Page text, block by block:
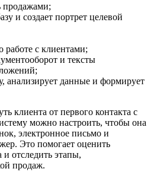
продажами;
и создает портрет целевой
работе с клиентами;
и тексты
анализирует данные и формирует
клиента от первого контакта с
можно настроить, чтобы она
электронное письмо и
Это помогает оценить
и отследить этапы,
продаж.